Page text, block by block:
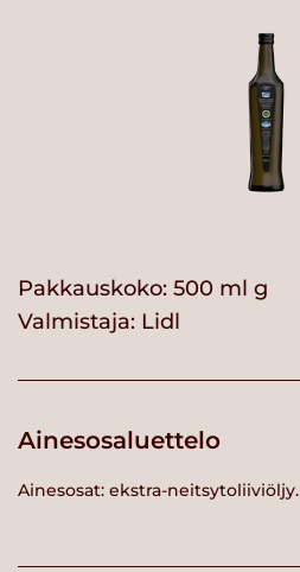
Pakkauskoko: 500 ml g
Valmistaja: Lidl
Ainesosaluettelo
Ainesosat: ekstra-neitsytoliiviöljy.